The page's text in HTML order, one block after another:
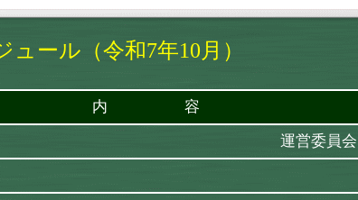
ュール（令和7年10月）
内 容
運営委員会